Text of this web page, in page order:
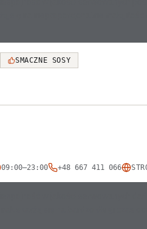
SMACZNE SOSY
09:00–23:00 +48 667 411 066